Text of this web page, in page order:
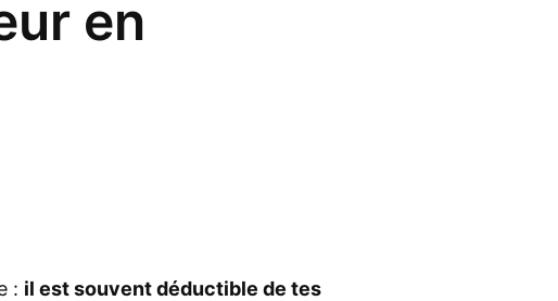
en
: il est souvent déductible de tes